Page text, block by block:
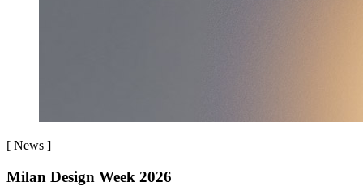
[ News ]
Milan Design Week 2026